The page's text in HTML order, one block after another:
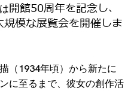
開館50周年を記念し、
模な展覧会を開催しま
（1934年頃）から新たに
に至るまで、彼女の創作活